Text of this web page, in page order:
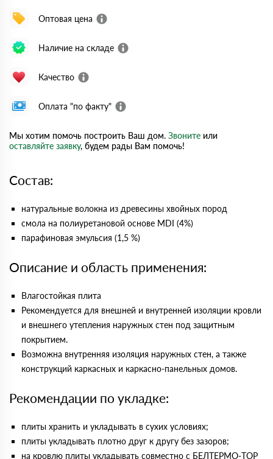
Оптовая цена
Наличие на складе
Качество
Оплата "по факту"
Мы хотим помочь построить Ваш дом. Звоните или
оставляйте заявку, будем рады Вам помочь!
Состав:
натуральные волокна из древесины хвойных пород
смола на полиуретановой основе MDI (4%)
парафиновая эмульсия (1,5 %)
Описание и область применения:
Влагостойкая плита
Рекомендуется для внешней и внутренней изоляции кровли
и внешнего утепления наружных стен под защитным
покрытием.
Возможна внутренняя изоляция наружных стен, а также
конструкций каркасных и каркасно-панельных домов.
Рекомендации по укладке:
плиты хранить и укладывать в сухих условиях;
плиты укладывать плотно друг к другу без зазоров;
на кровлю плиты укладывать совместно с БЕЛТЕРМО-TOP